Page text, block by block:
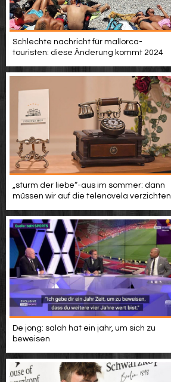
Schlechte nachricht für mallorca-
touristen: diese Änderung kommt 2024
„sturm der liebe“-aus im sommer: dann
müssen wir auf die telenovela verzichten
De jong: salah hat ein jahr, um sich zu
beweisen